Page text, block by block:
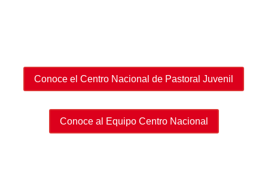
Conoce el Centro Nacional de Pastoral Juvenil
Conoce al Equipo Centro Nacional